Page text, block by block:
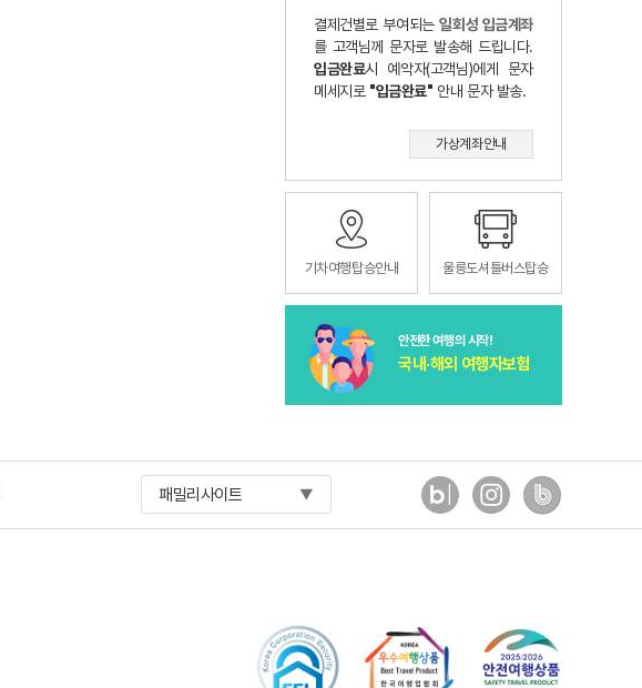
결제건별로 부여되는일회성 입금계좌
를 고객님께 문자로 발송해 드립니다.
입금완료시 예악자(고객님)에게 문자
메세지로 "입금완료" 안내 문자 발송.
가상계좌안내
기차여행탑승안내 울릉도셔틀버스탑승
안전한 여행의 시작!
국내·해외 여행자보험
패밀리사이트 ▼